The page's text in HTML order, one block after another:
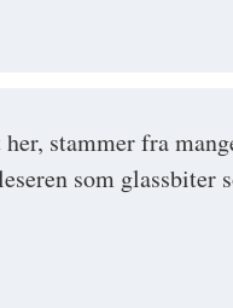
stammer fra
som glassbiter